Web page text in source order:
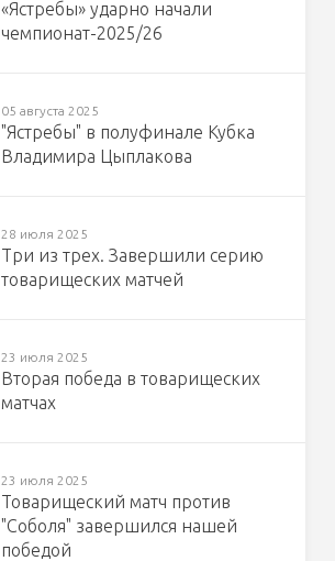
«Ястребы» ударно начали
чемпионат-2025/26
05 августа 2025
"Ястребы" в полуфинале Кубка
Владимира Цыплакова
28 июля 2025
Три из трех. Завершили серию
товарищеских матчей
23 июля 2025
Вторая победа в товарищеских
матчах
23 июля 2025
Товарищеский матч против
"Соболя" завершился нашей
победой